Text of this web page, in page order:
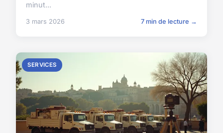
minut...
3 mars 2026 7 min de lecture →
SERVICES